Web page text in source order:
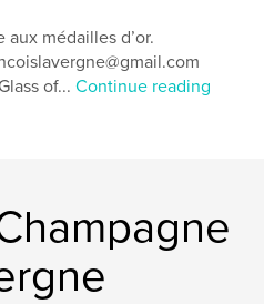
aux médailles d’or.
of...Continue reading